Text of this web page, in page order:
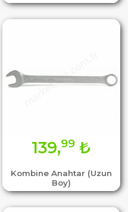
Kombine Anahtar (Uzun
Boy)
139,99₺